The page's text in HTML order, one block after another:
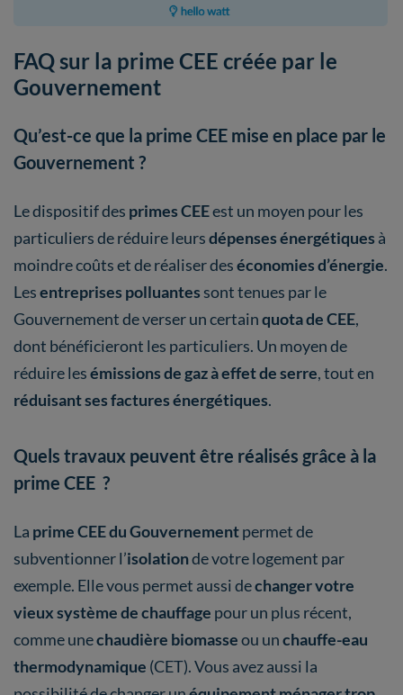
FAQ sur la prime CEE créée par le
Gouvernement
Qu’est-ce que la prime CEE mise en place par le
Gouvernement ?
Le dispositif des primes CEEest un moyen pour les
particuliers de réduire leursdépenses énergétiques à
moindre coûts et de réaliser deséconomies d’énergie.
Lesentreprises polluantes sont tenues par le
Gouvernement de verser un certainquota de CEE,
dont bénéficieront les particuliers. Un moyen de
réduire lesémissions de gaz à effet de serre, tout en
réduisant ses factures énergétiques.
Quels travaux peuvent être réalisés grâce à la
prime CEE ?
La prime CEE du Gouvernementpermet de
subventionner l’isolationde votre logement par
exemple. Elle vous permet aussi dechanger votre
vieux système de chauffage pour un plus récent,
comme unechaudière biomasseou unchauffe-eau
thermodynamique (CET). Vous avez aussi la